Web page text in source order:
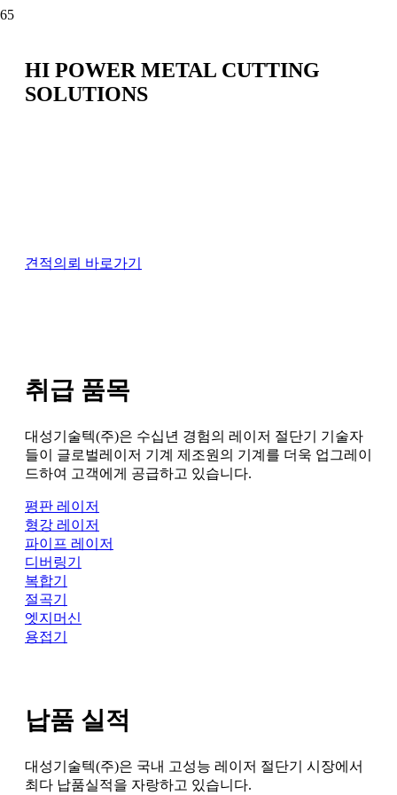
HI POWER METAL CUTTING
SOLUTIONS
견적의뢰 바로가기
취급 품목
대성기술텍(주)은 수십년 경험의 레이저 절단기 기술자
들이 글로벌레이저 기계 제조원의 기계를 더욱 업그레이
드하여 고객에게 공급하고 있습니다.
평판 레이저
형강 레이저
파이프 레이저
디버링기
복합기
절곡기
엣지머신
용접기
납품 실적
대성기술텍(주)은 국내 고성능 레이저 절단기 시장에서
최다 납품실적을 자랑하고 있습니다.